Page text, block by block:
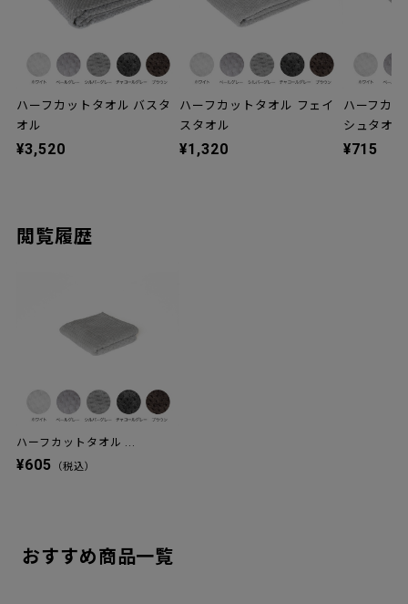
ハーフカットタオル バスタ
オル
¥3,520
ハーフカットタオル フェイ
スタオル
¥1,320
ハーフカ
シュタオル
¥715
閲覧履歴
ハーフカットタオル ...
¥605 （税込）
おすすめ商品一覧